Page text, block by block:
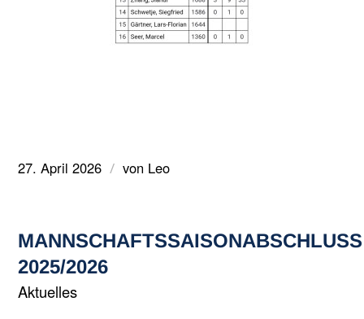
27. April 2026 / von Leo
MANNSCHAFTSSAISONABSCHLUSS 2
025/2026
Aktuelles